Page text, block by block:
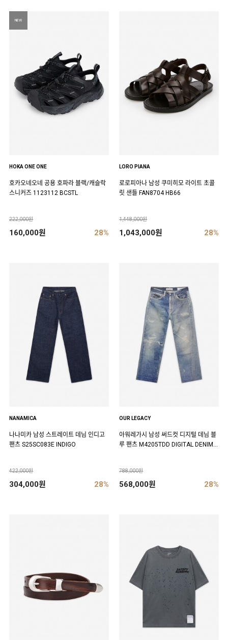
NEW
HOKA ONE ONE
호카오네오네 공용 호파라 블랙/캐슬락
스니커즈 1123112 BCSTL
222,000원
160,000원 28%
LORO PIANA
로로피아나 남성 쿠미히모 라이트 초콜
릿 샌들 FAN8704 HB66
1,448,000원
1,043,000원 28%
NANAMICA
나나미카 남성 스트레이트 데님 인디고
팬츠 S25SC083E INDIGO
422,000원
304,000원 28%
OUR LEGACY
아워레가시 남성 써드컷 디지털 데님 블
루 팬츠 M4205TDD DIGITAL DENIM P
788,000원
568,000원 28%